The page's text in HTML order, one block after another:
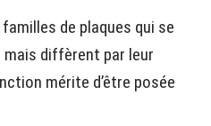
de plaques qui se
diffèrent par leur
mérite d’être posée